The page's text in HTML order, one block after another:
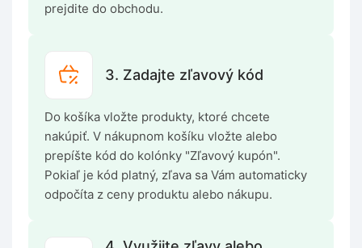
prejdite do obchodu.
3. Zadajte zľavový kód
Do košíka vložte produkty, ktoré chcete
nakúpiť. V nákupnom košíku vložte alebo
prepíšte kód do kolónky "Zľavový kupón".
Pokiaľ je kód platný, zľava sa Vám automaticky
odpočíta z ceny produktu alebo nákupu.